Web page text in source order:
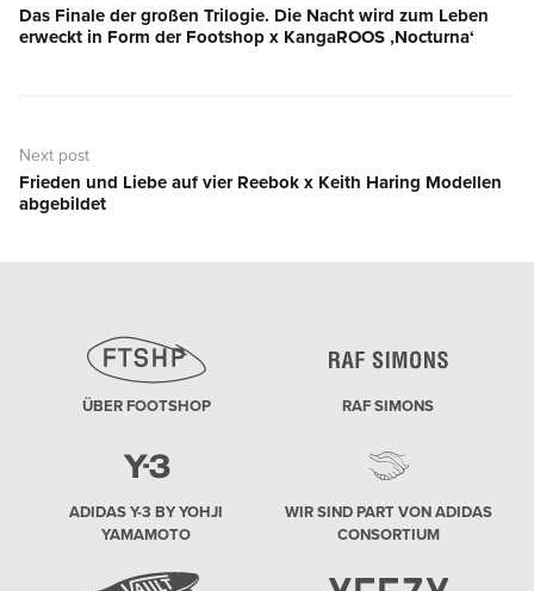
Previous
post:
Das Finale der großen Trilogie. Die Nacht wird zum Leben
erweckt in Form der Footshop x KangaROOS ‚Nocturna‘
Next post
Next
post:
Frieden und Liebe auf vier Reebok x Keith Haring Modellen
abgebildet
ÜBER FOOTSHOP RAF SIMONS
ADIDAS Y-3 BY YOHJI
YAMAMOTO
WIR SIND PART VON ADIDAS
CONSORTIUM